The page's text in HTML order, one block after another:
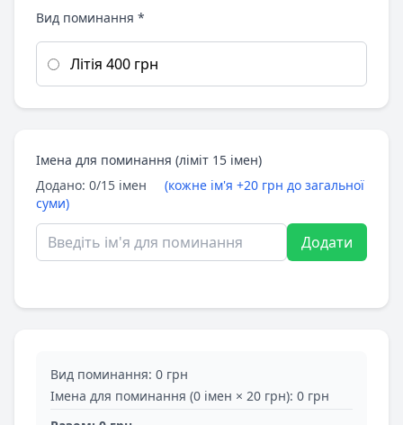
Вид поминання *
Літія 400 грн
Імена для поминання (ліміт 15 імен)
Додано: 0/15 імен
(кожне ім'я +20 грн до загальної
суми)
Додати
Вид поминання: 0 грн
Імена для поминання (0 імен × 20 грн): 0 грн